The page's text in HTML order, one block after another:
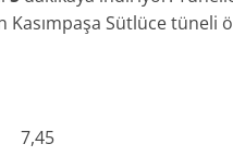
Kasımpaşa Sütlüce